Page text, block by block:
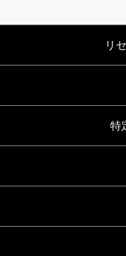
リ
特